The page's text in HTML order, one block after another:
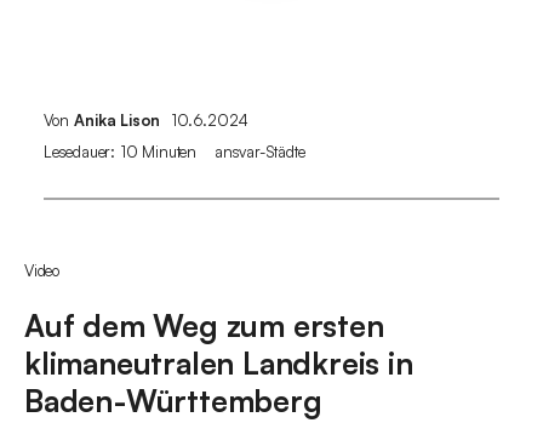
Von Anika Lison
10.6.2024
Lesedauer: 10 Minuten ansvar-Städte
Video
Auf dem Weg zum ersten
klimaneutralen Landkreis in
Baden-Württemberg